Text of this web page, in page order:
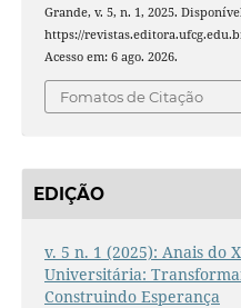
Grande, v. 5, n. 1, 2025.
https://
Acesso em: 6 ago. 2026.
Fomatos de Citação
EDIÇÃO
v. 5 n. 1 (2025): Anais do
Universitária:
Construindo Esperança